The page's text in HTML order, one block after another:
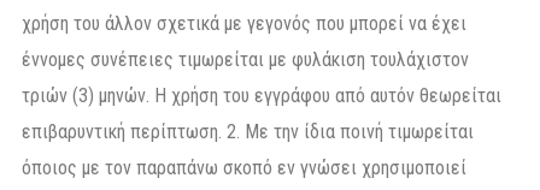
χρήση του άλλον σχετικά με γεγονός που μπορεί να έχει
έννομες συνέπειες τιμωρείται με φυλάκιση τουλάχιστον
τριών (3) μηνών. Η χρήση του εγγράφου από αυτόν θεωρείται
επιβαρυντική περίπτωση. 2. Με την ίδια ποινή τιμωρείται
όποιος με τον παραπάνω σκοπό εν γνώσει χρησιμοποιεί